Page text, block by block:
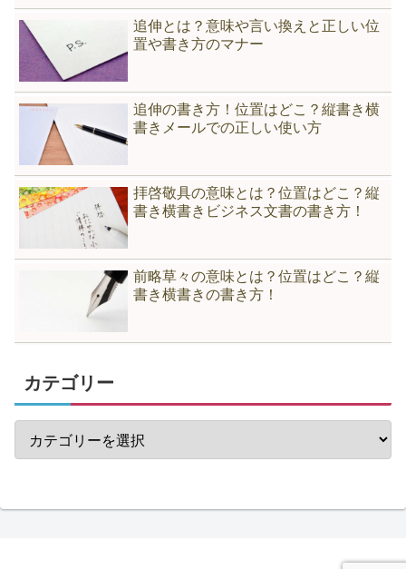
追伸とは？意味や言い換えと正しい位
置や書き方のマナー
追伸の書き方！位置はどこ？縦書き横
書きメールでの正しい使い方
拝啓敬具の意味とは？位置はどこ？縦
書き横書きビジネス文書の書き方！
前略草々の意味とは？位置はどこ？縦
書き横書きの書き方！
カテゴリー